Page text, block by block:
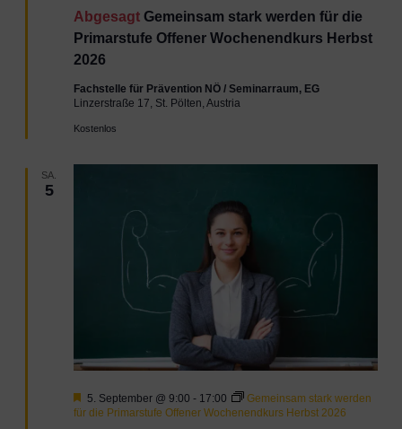
Abgesagt Gemeinsam stark werden für die
Primarstufe Offener Wochenendkurs Herbst
2026
Fachstelle für Prävention NÖ / Seminarraum, EG
Linzerstraße 17, St. Pölten, Austria
Kostenlos
SA.
5
Hervorgehoben
5. September @ 9:00 - 17:00
Gemeinsam stark werden
für die Primarstufe Offener Wochenendkurs Herbst 2026